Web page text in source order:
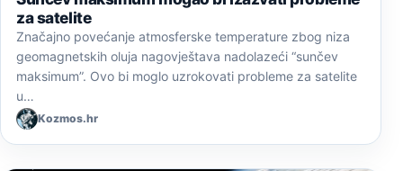
za satelite
Značajno povećanje atmosferske temperature zbog niza
geomagnetskih oluja nagovještava nadolazeći “sunčev
maksimum”. Ovo bi moglo uzrokovati probleme za satelite
u…
Kozmos.hr